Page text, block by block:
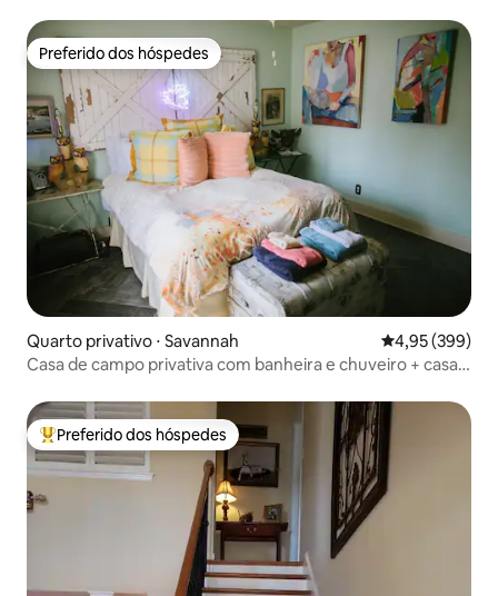
Preferido dos hóspedes
Preferido dos hóspedes
Quarto privativo ⋅ Savannah 4,95 de uma
4,95 (399)
Casa de campo privativa com banheira e chuveiro + casa
Entre os melhores preferidos dos hóspedes
Preferido dos hóspedes